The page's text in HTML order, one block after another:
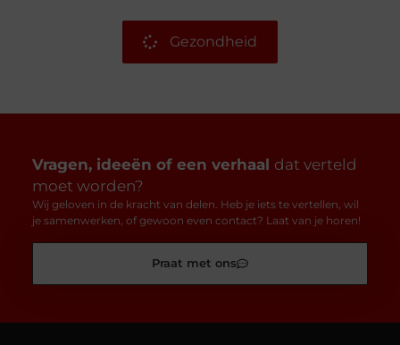
Gezondheid
Vragen, ideeën of een verhaal dat verteld
moet worden?
Wij geloven in de kracht van delen. Heb je iets te vertellen, wil
je samenwerken, of gewoon even contact? Laat van je horen!
Praat met ons